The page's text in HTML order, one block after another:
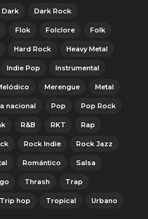
Dark Dark Rock
Flok Folclore Folk
Hard Rock Heavy Metal
Indie Pop Instrumental
Merengue Metal
nacional Pop Pop Rock
R&B RKT Rap
Rock Indie Rock Jazz
Romántico Salsa
Thrash Trap
Trip hop Tropical Urbano